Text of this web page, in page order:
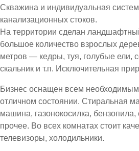
Скважина и индивидуальная
канализационных стоков.
На территории сделан
большое количество взрослых
метров — кедры, туя, голубые ели,
скальник и т.п. Исключительная
Бизнес оснащен всем
отличном состоянии. Стиральная
машина, газонокосилка, бензопила,
прочее. Во всех комнатах стоит
телевизоры, холодильники.